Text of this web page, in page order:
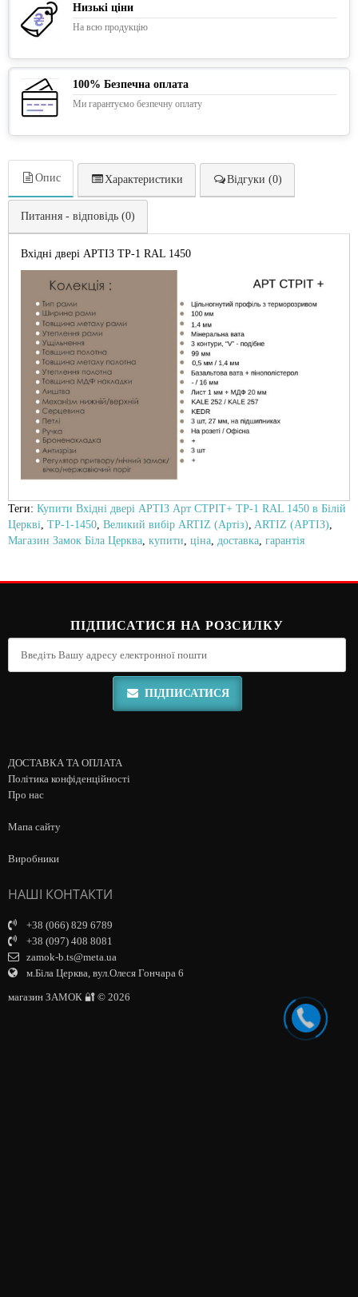
Низькі ціни
На всю продукцію
100% Безпечна оплата
Ми гарантуємо безпечну оплату
Опис Характеристики Відгуки (0)
Питання - відповідь (0)
Вхідні двері АРТІЗ TP-1 RAL 1450
Теги: Купити Вхідні двері АРТІЗ Арт СТРІТ+ TP-1 RAL 1450 в Білій
Церкві, TP-1-1450, Великий вибір ARTIZ (Артіз), ARTIZ (АРТІЗ),
Магазин Замок Біла Церква, купити, ціна, доставка, гарантія
ПІДПИСАТИСЯ НА РОЗСИЛКУ
ПІДПИСАТИСЯ
ДОСТАВКА ТА ОПЛАТА
Політика конфіденційності
Про нас
Мапа сайту
Виробники
НАШІ КОНТАКТИ
+38 (066) 829 6789
+38 (097) 408 8081
zamok-b.ts@meta.ua
м.Біла Церква, вул.Олеся Гончара 6
магазин ЗАМОК 🔐 © 2026